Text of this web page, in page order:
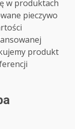
w produktach
pieczywo
produkt